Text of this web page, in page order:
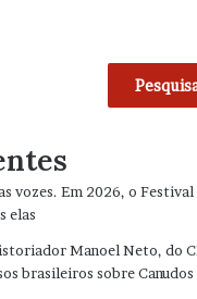
vozes. Em 2026, o
elas
Manoel Neto, do
brasileiros sobre Canudos